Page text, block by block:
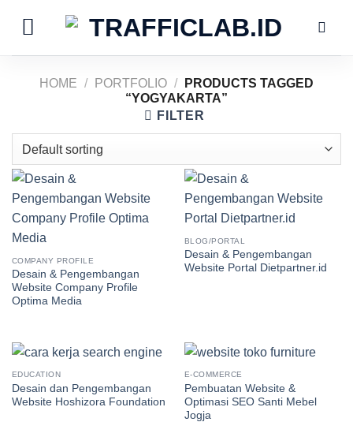
HOME / PORTFOLIO /
PRODUCTS TAGGED
“YOGYAKARTA”
FILTER
COMPANY PROFILE
Desain & Pengembangan
Website Company Profile
Optima Media
BLOG/PORTAL
Desain & Pengembangan
Website Portal Dietpartner.id
EDUCATION
Desain dan Pengembangan
Website Hoshizora Foundation
E-COMMERCE
Pembuatan Website &
Optimasi SEO Santi Mebel
Jogja